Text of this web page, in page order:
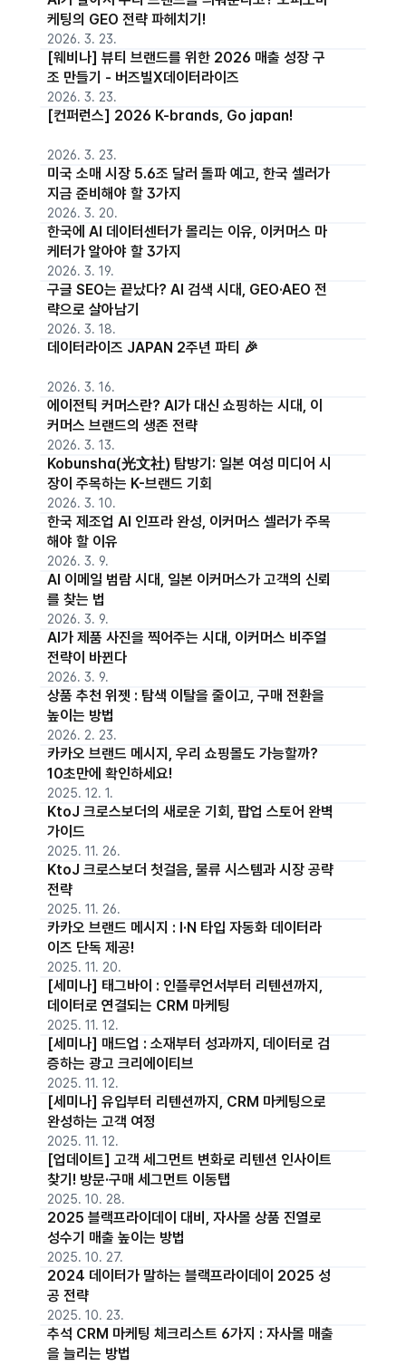
케팅의 GEO 전략 파헤치기!
2026. 3. 23.
[웨비나] 뷰티 브랜드를 위한 2026 매출 성장 구
조 만들기 - 버즈빌X데이터라이즈
2026. 3. 23.
[컨퍼런스] 2026 K-brands, Go japan!
2026. 3. 23.
미국 소매 시장 5.6조 달러 돌파 예고, 한국 셀러가
지금 준비해야 할 3가지
2026. 3. 20.
한국에 AI 데이터센터가 몰리는 이유, 이커머스 마
케터가 알아야 할 3가지
2026. 3. 19.
구글 SEO는 끝났다? AI 검색 시대, GEO·AEO 전
략으로 살아남기
2026. 3. 18.
데이터라이즈 JAPAN 2주년 파티 🎉
2026. 3. 16.
에이전틱 커머스란? AI가 대신 쇼핑하는 시대, 이
커머스 브랜드의 생존 전략
2026. 3. 13.
Kobunsha(光文社) 탐방기: 일본 여성 미디어 시
장이 주목하는 K-브랜드 기회
2026. 3. 10.
한국 제조업 AI 인프라 완성, 이커머스 셀러가 주목
해야 할 이유
2026. 3. 9.
AI 이메일 범람 시대, 일본 이커머스가 고객의 신뢰
를 찾는 법
2026. 3. 9.
AI가 제품 사진을 찍어주는 시대, 이커머스 비주얼
전략이 바뀐다
2026. 3. 9.
상품 추천 위젯 : 탐색 이탈을 줄이고, 구매 전환을
높이는 방법
2026. 2. 23.
카카오 브랜드 메시지, 우리 쇼핑몰도 가능할까?
10초만에 확인하세요!
2025. 12. 1.
KtoJ 크로스보더의 새로운 기회, 팝업 스토어 완벽
가이드
2025. 11. 26.
KtoJ 크로스보더 첫걸음, 물류 시스템과 시장 공략
전략
2025. 11. 26.
카카오 브랜드 메시지 : I·N 타입 자동화 데이터라
이즈 단독 제공!
2025. 11. 20.
[세미나] 태그바이 : 인플루언서부터 리텐션까지,
데이터로 연결되는 CRM 마케팅
2025. 11. 12.
[세미나] 매드업 : 소재부터 성과까지, 데이터로 검
증하는 광고 크리에이티브
2025. 11. 12.
[세미나] 유입부터 리텐션까지, CRM 마케팅으로
완성하는 고객 여정
2025. 11. 12.
[업데이트] 고객 세그먼트 변화로 리텐션 인사이트
찾기! 방문·구매 세그먼트 이동탭
2025. 10. 28.
2025 블랙프라이데이 대비, 자사몰 상품 진열로
성수기 매출 높이는 방법
2025. 10. 27.
2024 데이터가 말하는 블랙프라이데이 2025 성
공 전략
2025. 10. 23.
추석 CRM 마케팅 체크리스트 6가지 : 자사몰 매출
을 늘리는 방법